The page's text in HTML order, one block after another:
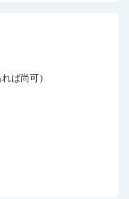
ば尚可）